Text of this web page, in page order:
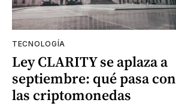
TECNOLOGÍA
Ley CLARITY se aplaza a
septiembre: qué pasa con
las criptomonedas